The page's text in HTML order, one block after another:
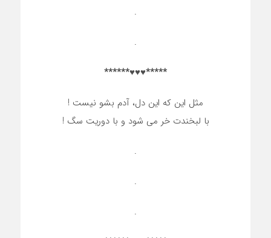
.
.
*****♥♥♥******
مثل این که این دل، آدم بشو نیست !
با لبخندت خر می شود و با دوریت سگ !
.
.
.